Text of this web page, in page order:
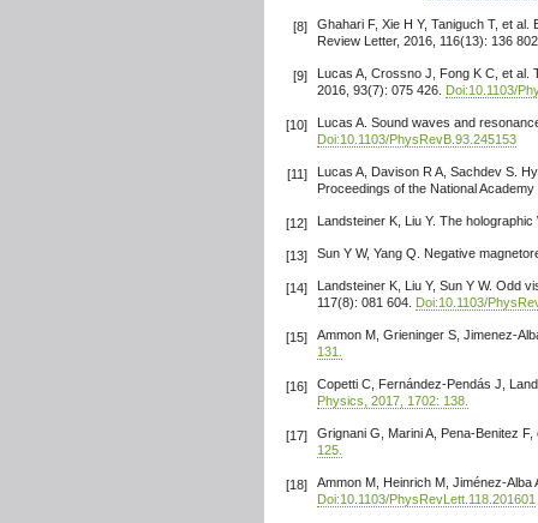
[8]
Ghahari F, Xie H Y, Taniguch T, et
Review Letter, 2016, 116(13): 136
[9]
Lucas A, Crossno J, Fong K C, et al.
2016, 93(7): 075 426. Doi:10.1103/
[10]
Lucas A. Sound waves and
Doi:10.1103/PhysRevB.93.245153
[11]
Lucas A, Davison R A, Sachdev S.
Proceedings of the National
[12] Landsteiner K, Liu Y. The
[13] Sun Y W, Yang Q. Negative
[14]
Landsteiner K, Liu Y, Sun Y W. Odd
117(8): 081 604. Doi:10.1103/
[15]
Ammon M, Grieninger S, Jimenez-
131.
[16]
Copetti C, Fernández-Pendás J,
Physics, 2017, 1702: 138.
[17]
Grignani G, Marini A, Pena-Benitez
125.
[18]
Ammon M, Heinrich M, Jiménez-
Doi:10.1103/PhysRevLett.118.201601